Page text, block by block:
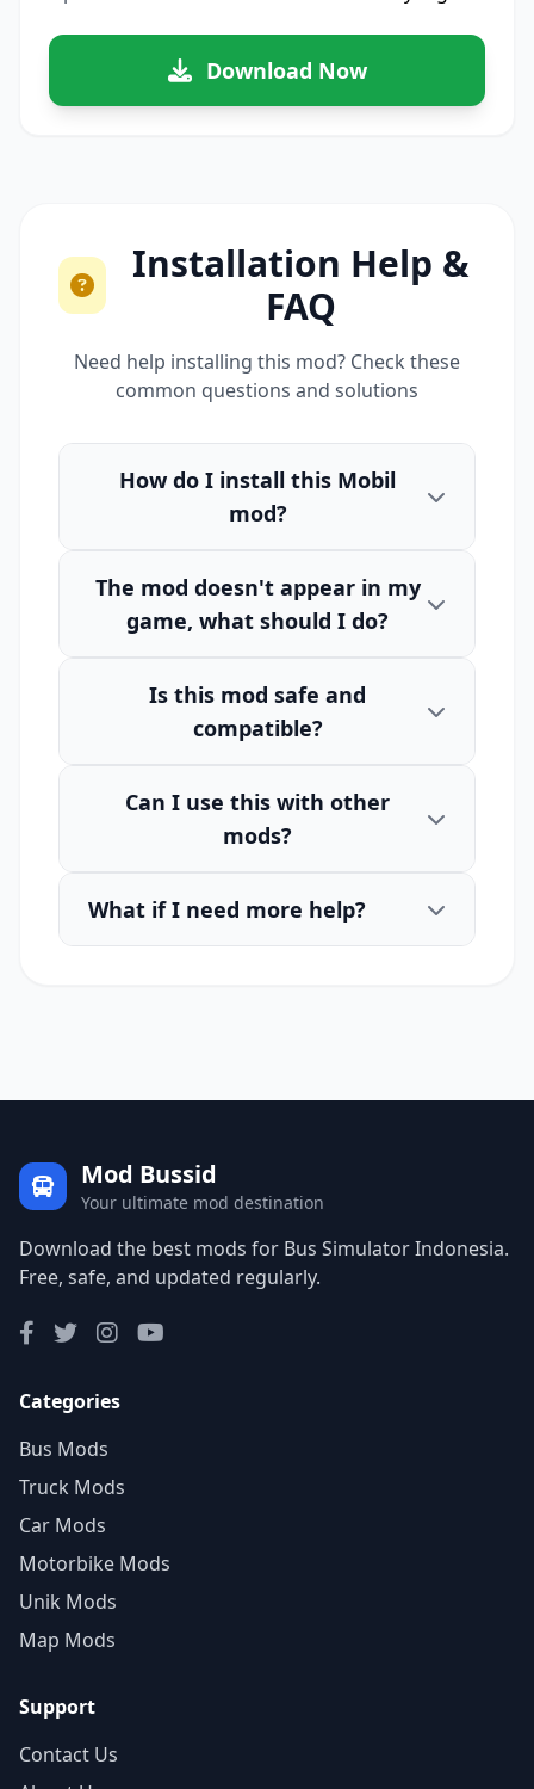
Download Now
Installation Help &
FAQ
Need help installing this mod? Check these
common questions and solutions
How do I install this Mobil
mod?
The mod doesn't appear in my
game, what should I do?
Is this mod safe and
compatible?
Can I use this with other
mods?
What if I need more help?
Mod Bussid
Your ultimate mod destination
Download the best mods for Bus Simulator Indonesia.
Free, safe, and updated regularly.
Categories
Bus Mods
Truck Mods
Car Mods
Motorbike Mods
Unik Mods
Map Mods
Support
Contact Us